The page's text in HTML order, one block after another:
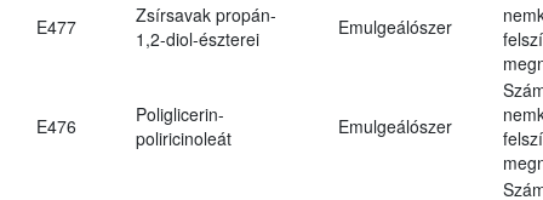
E477
Zsírsavak propán-
1,2-diol-észterei
Emulgeálószer
E476
Poliglicerin-
poliricinoleát
Emulgeálószer